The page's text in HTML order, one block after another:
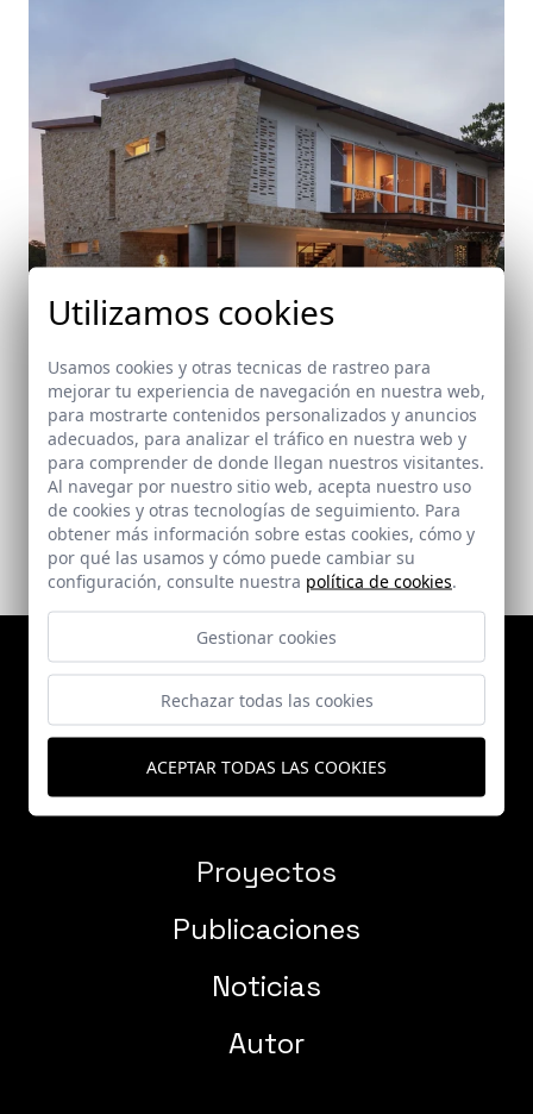
Casa Carolina Samudio
Costa Rica
Proyectos
Publicaciones
Noticias
Autor
Utilizamos cookies
Usamos cookies y otras tecnicas de rastreo para
mejorar tu experiencia de navegación en nuestra web,
para mostrarte contenidos personalizados y anuncios
adecuados, para analizar el tráfico en nuestra web y
para comprender de donde llegan nuestros visitantes.
Al navegar por nuestro sitio web, acepta nuestro uso
de cookies y otras tecnologías de seguimiento. Para
obtener más información sobre estas cookies, cómo y
por qué las usamos y cómo puede cambiar su
configuración, consulte nuestra política de cookies.
Gestionar cookies
Rechazar todas las cookies
ACEPTAR TODAS LAS COOKIES